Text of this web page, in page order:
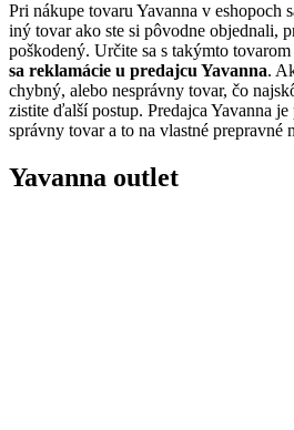
Pri nákupe tovaru Yavanna v eshopoch
iný tovar ako ste si pôvodne objednali,
poškodený. Určite sa s takýmto tovarom
sa reklamácie u predajcu Yavanna.
chybný, alebo nesprávny tovar, čo
zistite ďalší postup. Predajca Yavanna
správny tovar a to na vlastné prepravné
Yavanna outlet